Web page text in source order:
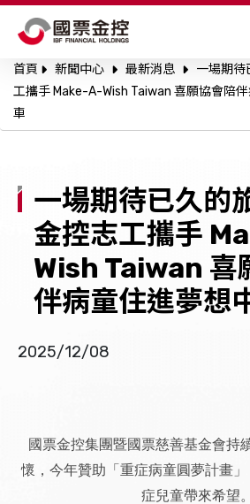
於國票金控
續專區
資人關係
才招募
聞中心
害關係人溝通
首頁 新聞中心 最新消息
一場期待
工攜手 Make-A-Wish Taiwan 喜願協會陪
車
一場期待已久的
金控志工攜手
Wish Taiwan 喜
伴病童住進夢想
2025/12/08
國票金控集團暨國票慈善基金會持
懷，今年贊助「重症病童圓夢計畫
症兒童帶來希望。